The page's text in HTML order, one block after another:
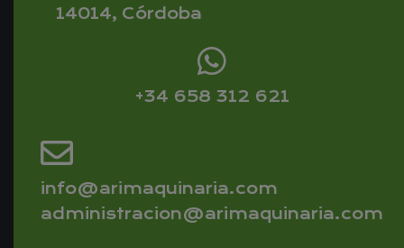
14014, Córdoba
+34 658 312 621
info@arimaquinaria.com
administracion@arimaquinaria.com